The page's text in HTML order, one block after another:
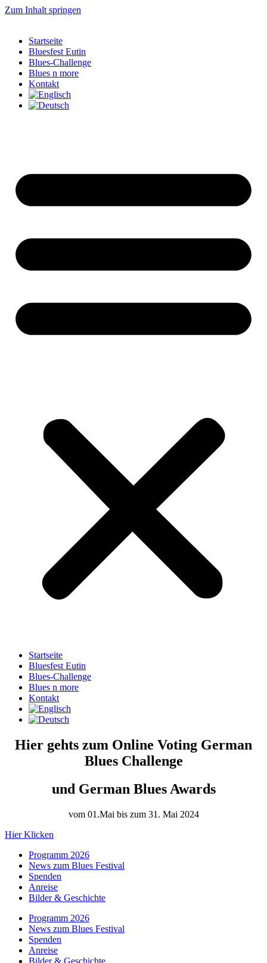
Zum Inhalt springen
Startseite
Bluesfest Eutin
Blues-Challenge
Blues n more
Kontakt
Startseite
Bluesfest Eutin
Blues-Challenge
Blues n more
Kontakt
Hier gehts zum Online Voting German
Blues Challenge
und German Blues Awards
vom 01.Mai bis zum 31. Mai 2024
Hier Klicken
Programm 2026
News zum Blues Festival
Spenden
Anreise
Bilder & Geschichte
Programm 2026
News zum Blues Festival
Spenden
Anreise
Bilder & Geschichte